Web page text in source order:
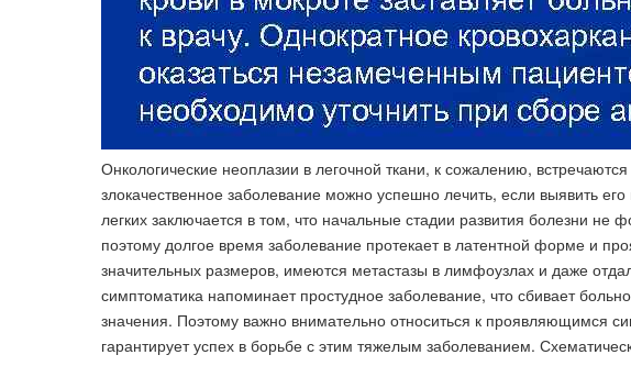
Онкологические неоплазии в легочной ткани, к сожалению,
злокачественное заболевание можно успешно лечить, если выявить
легких заключается в том, что начальные стадии развития болезни не
поэтому долгое время заболевание протекает в латентной форме и
значительных размеров, имеются метастазы в лимфоузлах и даже
симптоматика напоминает простудное заболевание, что сбивает
значения. Поэтому важно внимательно относиться к проявляющимся
гарантирует успех в борьбе с этим тяжелым заболеванием.